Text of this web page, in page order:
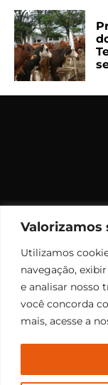
Valorizamos
Utilizamos
navegação,
e analisar nosso
você concorda
mais, acesse a